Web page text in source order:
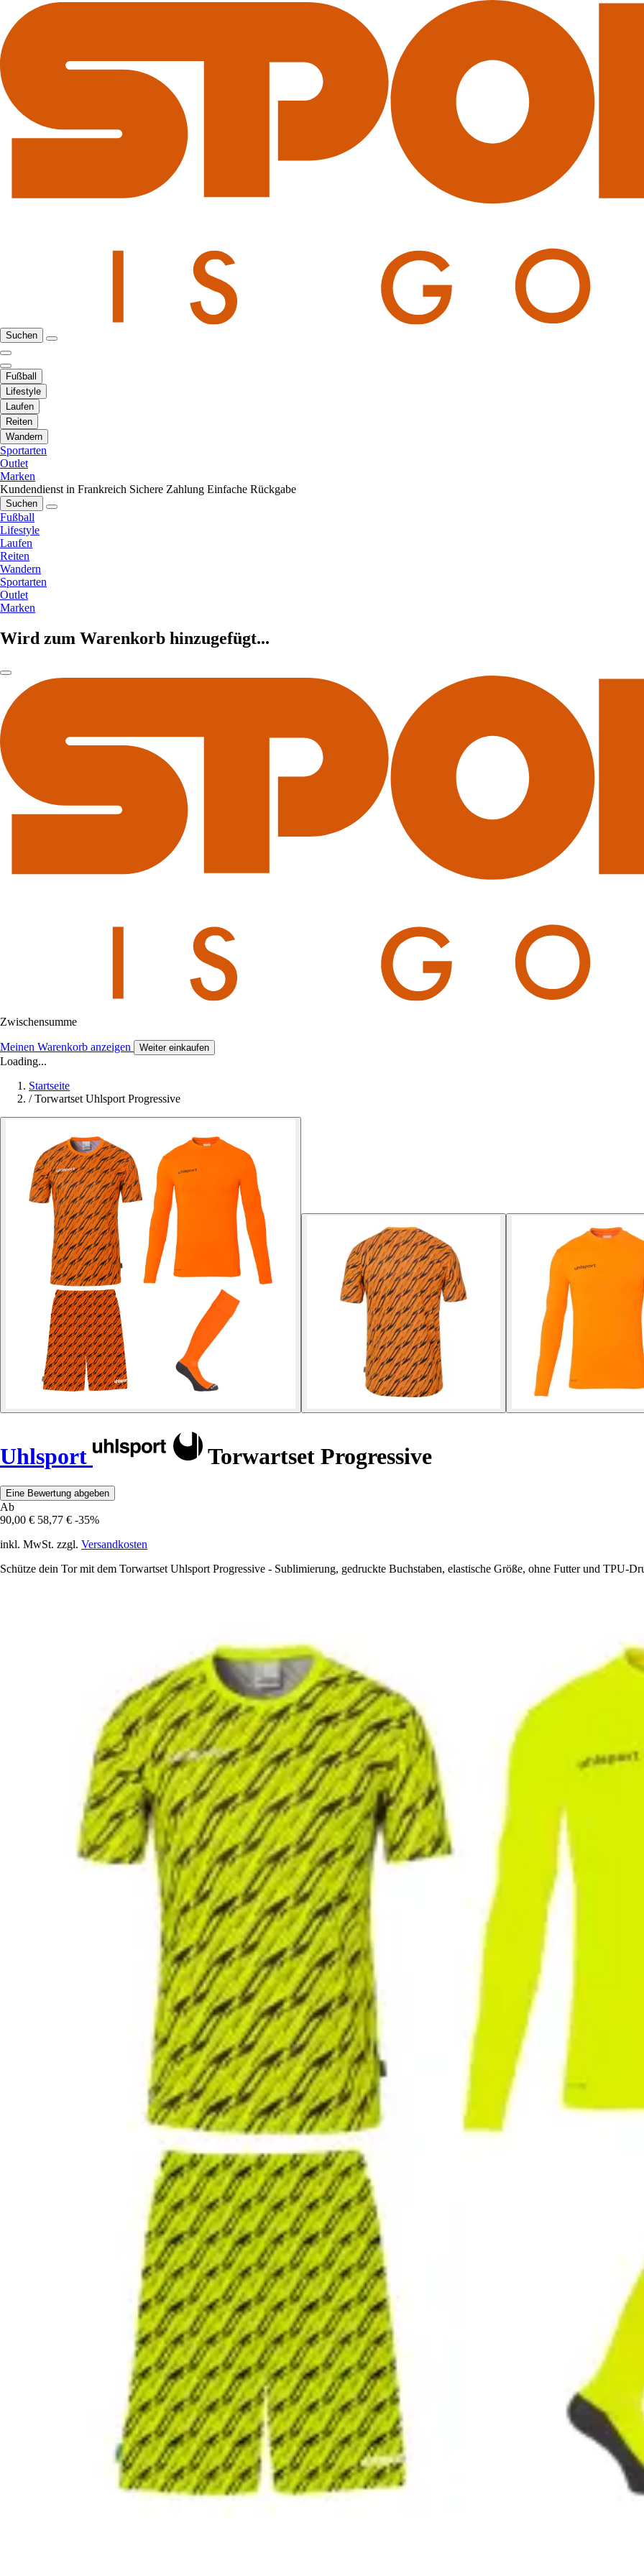
Suchen
Fußball
Lifestyle
Laufen
Reiten
Wandern
Sportarten
Outlet
Marken
Kundendienst in Frankreich Sichere Zahlung Einfache Rückgabe
Suchen
Fußball
Lifestyle
Laufen
Reiten
Wandern
Sportarten
Outlet
Marken
Wird zum Warenkorb hinzugefügt...
Zwischensumme
Meinen Warenkorb anzeigen Weiter einkaufen
Loading...
Startseite
/ Torwartset Uhlsport Progressive
Uhlsport Torwartset Progressive
Eine Bewertung abgeben
Ab
90,00 € 58,77 € -35%
inkl. MwSt. zzgl. Versandkosten
Schütze dein Tor mit dem Torwartset Uhlsport Progressive - Sublimierung, gedruckte Buchstaben, elastische Größe, ohne Futter und TPU-